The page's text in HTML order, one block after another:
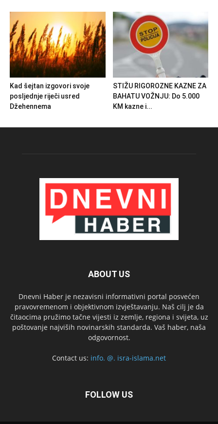
Kad šejtan izgovori svoje
posljednje riječi usred
Džehennema
STIŽU RIGOROZNE KAZNE ZA
BAHATU VOŽNJU: Do 5.000
KM kazne i...
ABOUT US
Dnevni Haber je nezavisni informativni portal posvećen
pravovremenom i objektivnom izvještavanju. Naš cilj je da
čitaocima pružimo tačne vijesti iz zemlje, regiona i svijeta, uz
poštovanje najviših novinarskih standarda. Vaš haber, naša
odgovornost.
Contact us: info. @. isra-islama.net
FOLLOW US